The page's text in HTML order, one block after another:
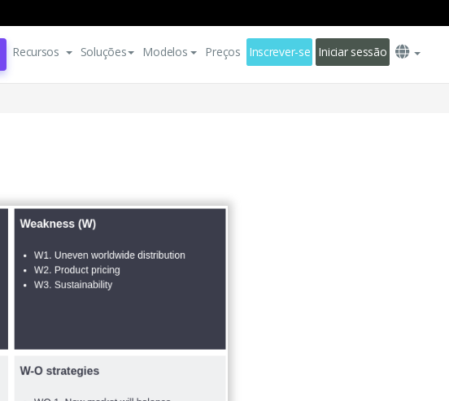
Recursos Soluções Modelos Preços Inscrever-se Iniciar sessão